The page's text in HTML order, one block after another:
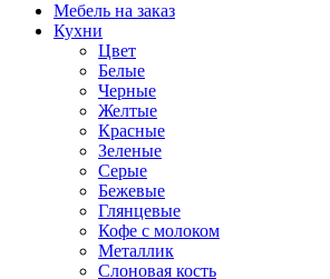
Мебель на заказ
Кухни
Цвет
Белые
Черные
Желтые
Красные
Зеленые
Серые
Бежевые
Глянцевые
Кофе с молоком
Металлик
Слоновая кость